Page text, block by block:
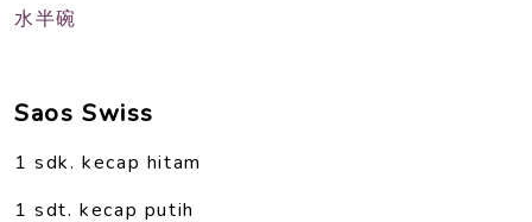
水半碗
Saos Swiss
1 sdk. kecap hitam
1 sdt. kecap putih